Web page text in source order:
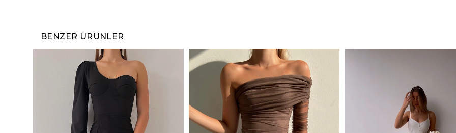
BENZER ÜRÜNLER